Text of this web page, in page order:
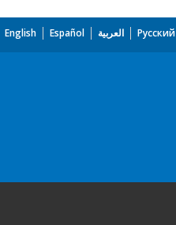
English Español العربية Русский